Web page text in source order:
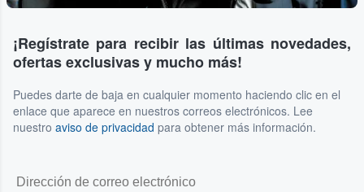
¡Regístrate para recibir las últimas novedades,
ofertas exclusivas y mucho más!
Puedes darte de baja en cualquier momento haciendo clic en el
enlace que aparece en nuestros correos electrónicos. Lee
nuestro aviso de privacidad para obtener más información.